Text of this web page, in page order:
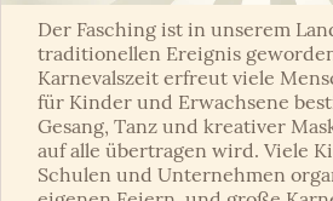
Der Fasching ist in unserem
traditionellen Ereignis
Karnevalszeit erfreut viele
für Kinder und Erwachsene
Gesang, Tanz und kreativer
auf alle übertragen wird. Viele
Schulen und Unternehmen